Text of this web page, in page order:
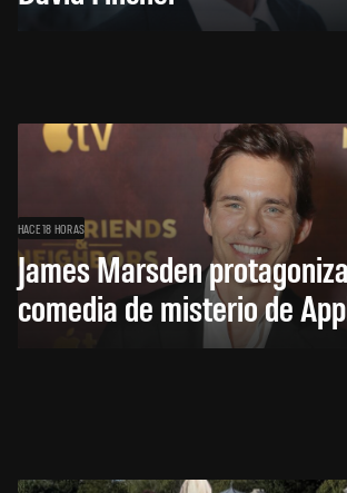
HACE 18 HORAS
James Marsden
comedia de misterio de